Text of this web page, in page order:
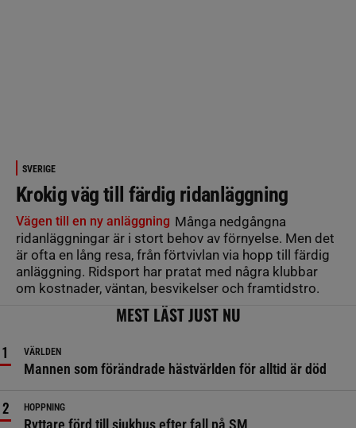
SVERIGE
Krokig väg till färdig ridanläggning
Vägen till en ny anläggning Många nedgångna
ridanläggningar är i stort behov av förnyelse. Men det
är ofta en lång resa, från förtvivlan via hopp till färdig
anläggning. Ridsport har pratat med några klubbar
om kostnader, väntan, besvikelser och framtidstro.
MEST LÄST JUST NU
VÄRLDEN
Mannen som förändrade hästvärlden för alltid är död
HOPPNING
Ryttare förd till sjukhus efter fall på SM